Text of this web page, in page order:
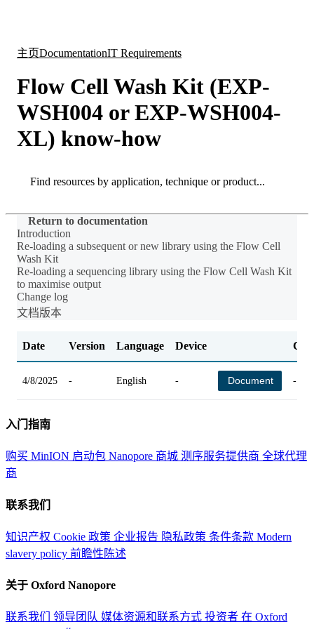
主页DocumentationIT Requirements
Flow Cell Wash Kit (EXP-
WSH004 or EXP-WSH004-
XL) know-how
Search
Return to documentation
Introduction
Re-loading a subsequent or new library using the Flow Cell
Wash Kit
Re-loading a sequencing library using the Flow Cell Wash Kit
to maximise output
Change log
文档版本
Date Version Language Device
4/8/2025 - English - Document -
入门指南
购买 MinION 启动包 Nanopore 商城 测序服务提供商 全球代理
商
联系我们
知识产权 Cookie 政策 企业报告 隐私政策 条件条款 Modern
slavery policy 前瞻性陈述
关于 Oxford Nanopore
联系我们 领导团队 媒体资源和联系方式 投资者 在 Oxford